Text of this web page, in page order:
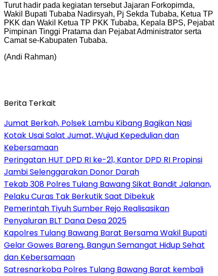
Turut hadir pada kegiatan tersebut Jajaran Forkopimda,
Wakil Bupati Tubaba Nadirsyah, Pj Sekda Tubaba, Ketua TP
PKK dan Wakil Ketua TP PKK Tubaba, Kepala BPS, Pejabat
Pimpinan Tinggi Pratama dan Pejabat Administrator serta
Camat se-Kabupaten Tubaba.
(Andi Rahman)
Berita Terkait
Jumat Berkah, Polsek Lambu Kibang Bagikan Nasi
Kotak Usai Salat Jumat, Wujud Kepedulian dan
Kebersamaan
Peringatan HUT DPD RI ke-21, Kantor DPD RI Propinsi
Jambi Selenggarakan Donor Darah
Tekab 308 Polres Tulang Bawang Sikat Bandit Jalanan,
Pelaku Curas Tak Berkutik Saat Dibekuk
Pemerintah Tiyuh Sumber Rejo Realisasikan
Penyaluran BLT Dana Desa 2025
Kapolres Tulang Bawang Barat Bersama Wakil Bupati
Gelar Gowes Bareng, Bangun Semangat Hidup Sehat
dan Kebersamaan
Satresnarkoba Polres Tulang Bawang Barat kembali